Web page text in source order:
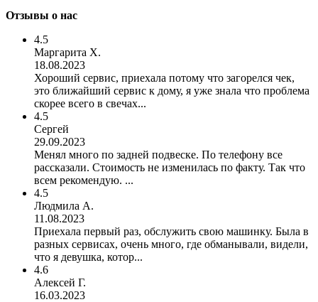
Отзывы о нас
4.5
Маргарита Х.
18.08.2023
Хороший сервис, приехала потому что загорелся чек,
это ближайший сервис к дому, я уже знала что проблема
скорее всего в свечах...
4.5
Сергей
29.09.2023
Менял много по задней подвеске. По телефону все
рассказали. Стоимость не изменилась по факту. Так что
всем рекомендую. ...
4.5
Людмила А.
11.08.2023
Приехала первый раз, обслужить свою машинку. Была в
разных сервисах, очень много, где обманывали, видели,
что я девушка, котор...
4.6
Алексей Г.
16.03.2023